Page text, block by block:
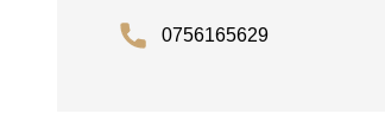
0756165629